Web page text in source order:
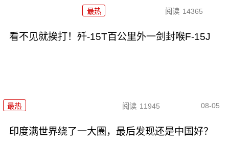
最热 阅读 14365
看不见就挨打！歼-15T百公里外一剑封喉F-15J
最热 阅读 11945 08-05
印度满世界绕了一大圈，最后发现还是中国好？